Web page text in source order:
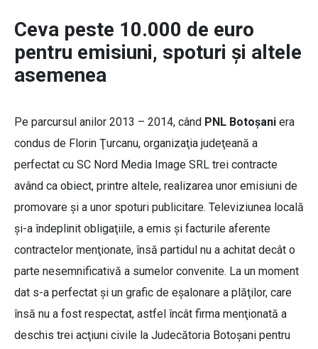
Ceva peste 10.000 de euro
pentru emisiuni, spoturi şi altele
asemenea
Pe parcursul anilor 2013 – 2014, când PNL Botoşani era
condus de Florin Ţurcanu, organizaţia judeţeană a
perfectat cu SC Nord Media Image SRL trei contracte
având ca obiect, printre altele, realizarea unor emisiuni de
promovare şi a unor spoturi publicitare. Televiziunea locală
şi-a îndeplinit obligaţiile, a emis şi facturile aferente
contractelor menţionate, însă partidul nu a achitat decât o
parte nesemnificativă a sumelor convenite. La un moment
dat s-a perfectat şi un grafic de eşalonare a plăţilor, care
însă nu a fost respectat, astfel încât firma menţionată a
deschis trei acţiuni civile la Judecătoria Botoşani pentru